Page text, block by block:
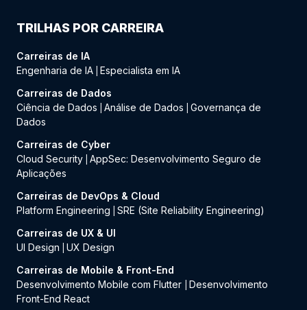
TRILHAS POR CARREIRA
Carreiras de IA
Engenharia de IA Especialista em IA
Carreiras de Dados
Ciência de Dados
Análise de Dados
Governança de
Dados
Carreiras de Cyber
Cloud Security AppSec: Desenvolvimento Seguro de
Aplicações
Carreiras de DevOps & Cloud
Platform Engineering
SRE (Site Reliability Engineering)
Carreiras de UX & UI
UI Design
UX Design
Carreiras de Mobile & Front-End
Desenvolvimento Mobile com Flutter
Desenvolvimento
Front-End React